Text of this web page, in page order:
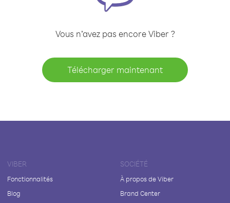
Vous n’avez pas encore Viber ?
Télécharger maintenant
VIBER
Fonctionnalités
Blog
SOCIÉTÉ
À propos de Viber
Brand Center